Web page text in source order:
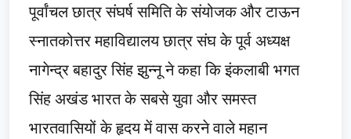
पूर्वांचल छात्र संघर्ष समिति के संयोजक और टाऊन
स्नातकोत्तर महाविद्यालय छात्र संघ के पूर्व अध्यक्ष
नागेन्द्र बहादुर सिंह झुन्नू ने कहा कि इंकलाबी भगत
सिंह अखंड भारत के सबसे युवा और समस्त
भारतवासियों के हृदय में वास करने वाले महान